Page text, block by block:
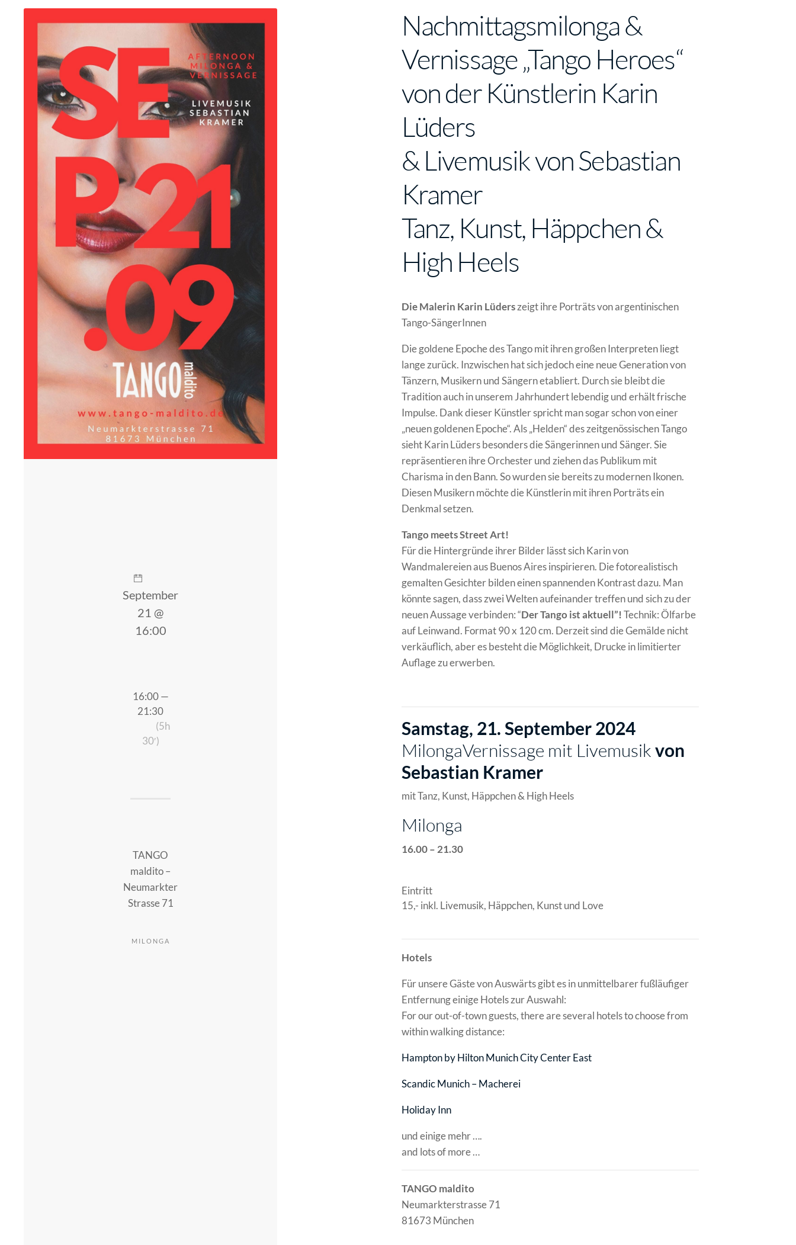
Nachmittagsmilonga &
Vernissage „Tango Heroes“
von der Künstlerin Karin
Lüders
& Livemusik von Sebastian
Kramer
Tanz, Kunst, Häppchen &
High Heels
Die Malerin Karin Lüderszeigt ihre Porträts von argentinischen
Tango-SängerInnen
Die goldene Epoche des Tango mit ihren großen Interpreten liegt
lange zurück. Inzwischen hat sich jedoch eine neue Generation von
Tänzern, Musikern und Sängern etabliert. Durch sie bleibt die
Tradition auch in unserem Jahrhundert lebendig und erhält frische
Impulse. Dank dieser Künstler spricht man sogar schon von einer
„neuen goldenen Epoche“. Als „Helden“ des zeitgenössischen Tango
sieht Karin Lüders besonders die Sängerinnen und Sänger. Sie
repräsentieren ihre Orchester und ziehen das Publikum mit
Charisma in den Bann. So wurden sie bereits zu modernen Ikonen.
Diesen Musikern möchte die Künstlerin mit ihren Porträts ein
Denkmal setzen.
Tango meets StreetArt!
Für die Hintergründe ihrer Bilder lässt sich Karin von
Wandmalereien aus Buenos Aires inspirieren. Die fotorealistisch
gemalten Gesichter bilden einen spannenden Kontrast dazu. Man
könnte sagen, dass zwei Welten aufeinander treffen und sich zu der
neuen Aussage verbinden: “Der Tango ist aktuell”!Technik: Ölfarbe
auf Leinwand. Format 90 x 120 cm. Derzeit sind die Gemälde nicht
verkäuflich, aber es besteht die Möglichkeit, Drucke in limitierter
Auflage zu erwerben.
Samstag, 21. September 2024
MilongaVernissage mit Livemusik von
Sebastian Kramer
mit Tanz, Kunst, Häppchen & High Heels
Milonga
16.00 – 21.30
Eintritt
15,- inkl. Livemusik, Häppchen, Kunst und Love
Hotels
Für unsere Gäste von Auswärts gibt es in unmittelbarer fußläufiger
Entfernung einige Hotels zur Auswahl:
For our out-of-town guests, there are several hotels to choose from
within walking distance:
Hampton by Hilton Munich City Center East
Scandic Munich – Macherei
Holiday Inn
und einige mehr ….
and lots of more …
TANGO maldito
Neumarkterstrasse 71
81673 München
September
21 @
16:00
16:00 —
21:30
(5h
30′)
TANGO
maldito –
Neumarkter
Strasse 71
MILONGA